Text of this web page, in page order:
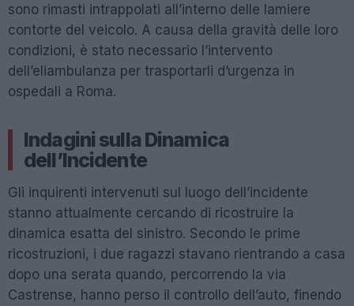
sono rimasti intrappolati all’interno delle lamiere
contorte del veicolo. A causa della gravità delle loro
condizioni, è stato necessario l’intervento
dell’eliambulanza per trasportarli d’urgenza in
ospedali a Roma.
Indagini sulla Dinamica
dell’Incidente
Gli inquirenti intervenuti sul luogo dell’incidente
stanno attualmente cercando di ricostruire la
dinamica esatta del sinistro. Secondo le prime
ricostruzioni, i due ragazzi stavano rientrando a casa
dopo una serata quando, percorrendo la via
Castrense, hanno perso il controllo dell’auto, finendo